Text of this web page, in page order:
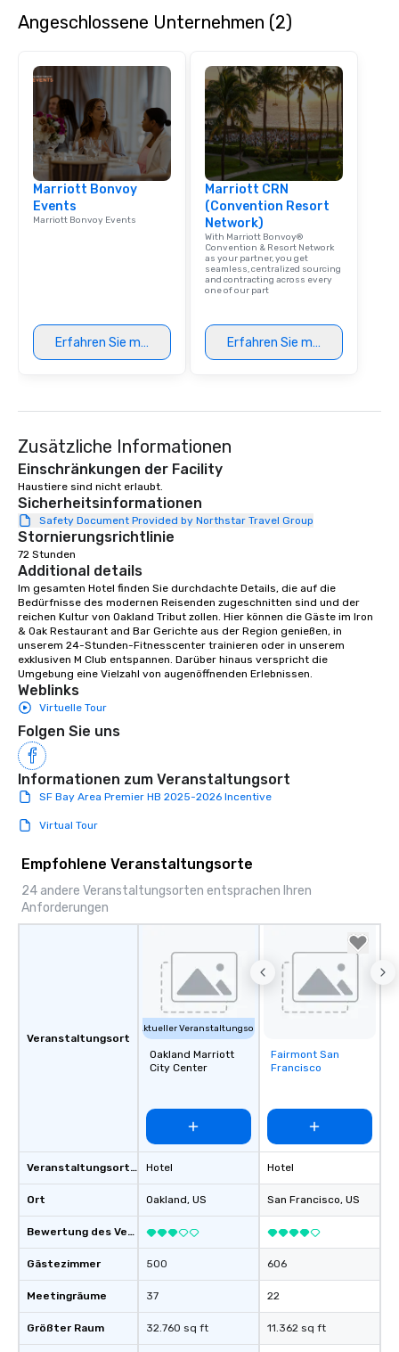
initiatives, and more.
Angeschlossene Unternehmen (2)
Marriott Bonvoy
Events
Marriott Bonvoy Events
Erfahren Sie mehr
Marriott CRN
(Convention Resort
Network)
With Marriott Bonvoy®
Convention & Resort Network
as your partner, you get
seamless, centralized sourcing
and contracting across every
one of our part
Erfahren Sie mehr
Zusätzliche Informationen
Einschränkungen der Facility
Haustiere sind nicht erlaubt.
Sicherheitsinformationen
Safety Document Provided by Northstar Travel Group
Stornierungsrichtlinie
72 Stunden
Additional details
Im gesamten Hotel finden Sie durchdachte Details, die auf die
Bedürfnisse des modernen Reisenden zugeschnitten sind und der
reichen Kultur von Oakland Tribut zollen. Hier können die Gäste im Iron
& Oak Restaurant and Bar Gerichte aus der Region genießen, in
unserem 24-Stunden-Fitnesscenter trainieren oder in unserem
exklusiven M Club entspannen. Darüber hinaus verspricht die
Umgebung eine Vielzahl von augenöffnenden Erlebnissen.
Weblinks
Virtuelle Tour
Folgen Sie uns
Informationen zum Veranstaltungsort
SF Bay Area Premier HB 2025-2026 Incentive
Virtual Tour
Empfohlene Veranstaltungsorte
24 andere Veranstaltungsorten entsprachen Ihren
Anforderungen
Veranstaltungsort
Veranstaltungsortstyp
Ort
Bewertung des Veranstaltungsortes
Gästezimmer
Meetingräume
Größter Raum
Aktueller Veranstaltungsort
Oakland Marriott
City Center
Hotel
Oakland, US
500
37
32.760 sq ft
Removed from
favorites
Fairmont San
Francisco
Hotel
San Francisco, US
606
22
11.362 sq ft